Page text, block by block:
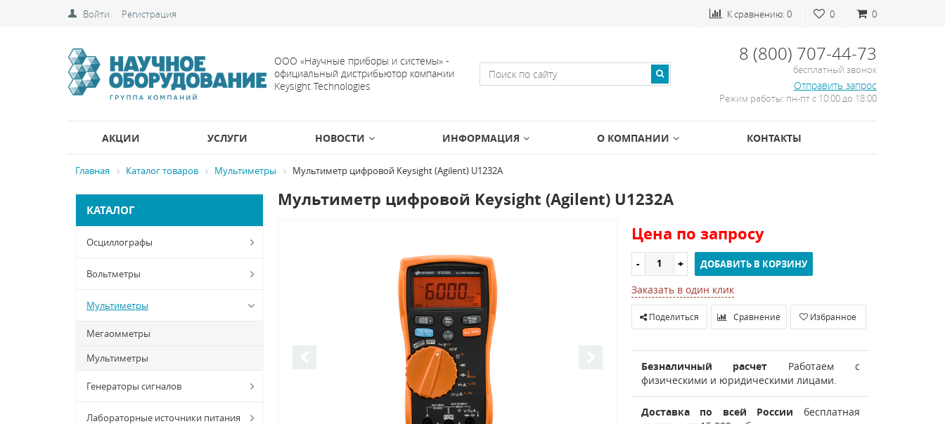
Войти Регистрация 0
0
К сравнению: 0
ООО «Научные приборы и системы» -
официальный дистрибьютор компании
Keysight Technologies
8 (800) 707-44-73
бесплатный звонок
Отправить запрос
Режим работы: пн-пт с 10:00 до 18:00
АКЦИИ УСЛУГИ НОВОСТИ ИНФОРМАЦИЯ О КОМПАНИИ КОНТАКТЫ
Главная Каталог товаров Мультиметры Мультиметр цифровой Keysight (Agilent) U1232A
КАТАЛОГ
Осциллографы
Вольтметры
Мультиметры
Мегаомметры
Мультиметры
Генераторы сигналов
Лабораторные источники питания
Мультиметр цифровой Keysight (Agilent) U1232A
Цена по запросу
ДОБАВИТЬ В КОРЗИНУ
Заказать в один клик
Поделиться Сравнение Избранное
Безналичный расчет Работаем с
физическими и юридическими лицами.
Доставка по всей России бесплатная